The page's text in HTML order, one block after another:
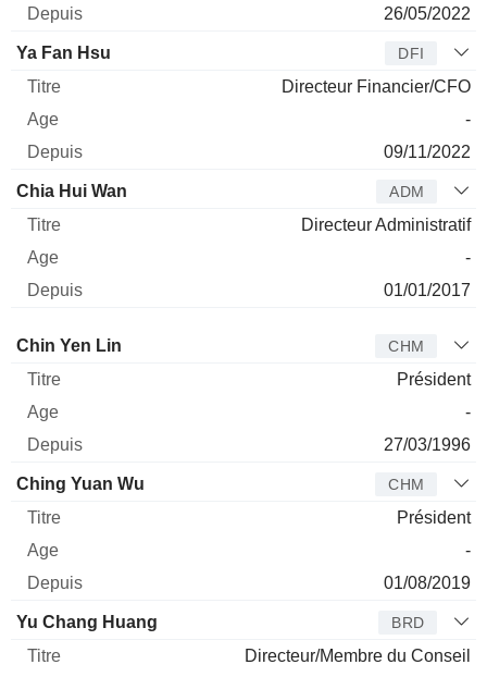
26/05/2022
Ya Fan Hsu DFI
Directeur Financier/CFO
-
09/11/2022
Chia Hui Wan ADM
Directeur Administratif
-
01/01/2017
Administrateur
Chin Yen Lin CHM
Président
-
27/03/1996
Ching Yuan Wu CHM
Président
-
01/08/2019
Yu Chang Huang BRD
Directeur/Membre du Conseil